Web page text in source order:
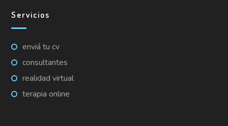
Servicios
enviá tu cv
consultantes
realidad virtual
terapia online